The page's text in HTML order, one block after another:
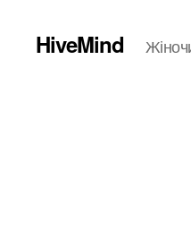
HiveMind